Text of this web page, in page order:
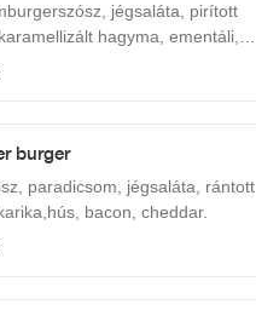
jégsaláta, pirított
hagyma, ementáli,
burger
paradicsom, jégsaláta, rántott
bacon, cheddar.